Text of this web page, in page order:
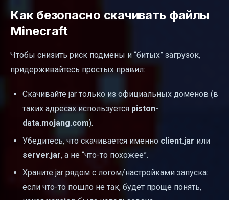
Как безопасно скачивать файлы
Minecraft
Чтобы снизить риск подмены и “битых” загрузок,
придерживайтесь простых правил:
Скачивайте jar только из официальных доменов (в
таких адресах используется piston-
data.mojang.com).
Убедитесь, что скачивается именно client.jar или
server.jar, а не “что-то похожее”.
Храните jar рядом с логом/настройками запуска:
если что-то пошло не так, будет проще понять,